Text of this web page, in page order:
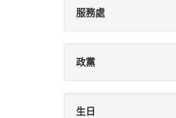
服務處
政黨
生日